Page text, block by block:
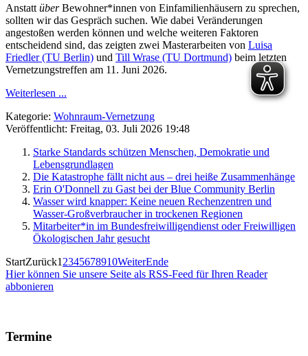
Anstatt überBewohner*innen von Einfamilienhäusern zu sprechen,
sollten wir das Gespräch suchen. Wie dabei Veränderungen
angestoßen werden können und welche weiteren Faktoren
entscheidend sind, das zeigten zwei Masterarbeiten von Luisa
Friedler (TU Berlin) und Till Wrase (TU Dortmund) beim letzten
Vernetzungstreffen am 11. Juni 2026.
Weiterlesen ...
Kategorie: Wohnraum-Vernetzung
Veröffentlicht: Freitag, 03. Juli 2026 19:48
Starke Standards schützen Menschen, Demokratie und
Lebensgrundlagen
Die Katastrophe fällt nicht aus – drei heiße Zusammenhänge
Erin O'Donnell zu Gast bei der Blue Community Berlin
Wasser wird knapper: Keine neuen Rechenzentren und
Wasser-Großverbraucher in trockenen Regionen
Mitarbeiter*in im Bundesfreiwilligendienst oder Freiwilligen
Ökologischen Jahr gesucht
StartZurück1 2345678910WeiterEnde
Hier können Sie unsere Seite als RSS-Feed für Ihren Reader
abbonieren
Termine